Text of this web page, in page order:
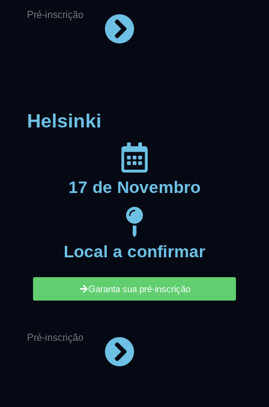
Pré-inscrição
Helsinki
17 de Novembro
Local a confirmar
Garanta sua pré-inscrição
Pré-inscrição